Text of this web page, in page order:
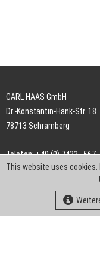
CARL HAAS GmbH
Dr.-Konstantin-Hank-Str. 18
78713 Schramberg
Telefon: +49 (0) 7422 . 567
Telefax: +49 (0) 7422 . 567
info-ch@kern-
This website uses